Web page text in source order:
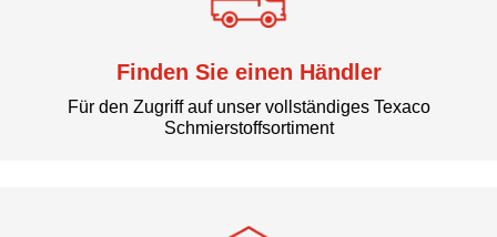
Finden Sie einen Händler
Für den Zugriff auf unser vollständiges Texaco
Schmierstoffsortiment